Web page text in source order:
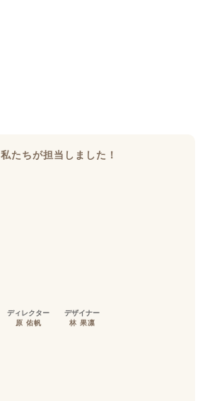
私たちが担当しました！
ディレクター
原 佑帆
デザイナー
林 果凛